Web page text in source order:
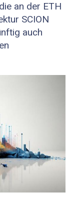
an der ETH
SCION
auch